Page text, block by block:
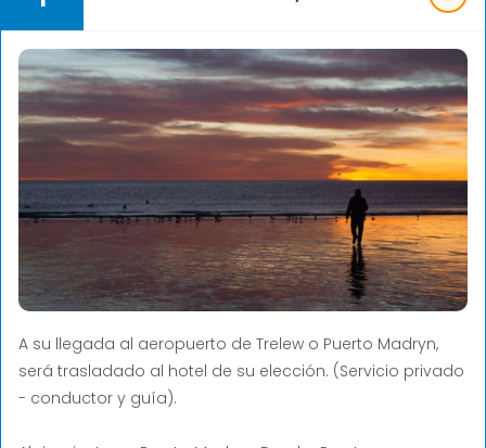
A su llegada al aeropuerto de Trelew o Puerto Madryn,
será trasladado al hotel de su elección. (Servicio privado
- conductor y guía).